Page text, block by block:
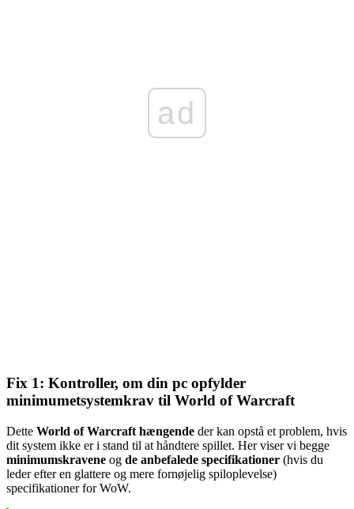
ad
Fix 1: Kontroller, om din pc opfylder
minimumetsystemkrav til World of Warcraft
Dette World of Warcraft hængende der kan opstå et problem, hvis
dit system ikke er i stand til at håndtere spillet. Her viser vi begge
minimumskravene og de anbefalede specifikationer (hvis du
leder efter en glattere og mere fornøjelig spiloplevelse)
specifikationer for WoW.